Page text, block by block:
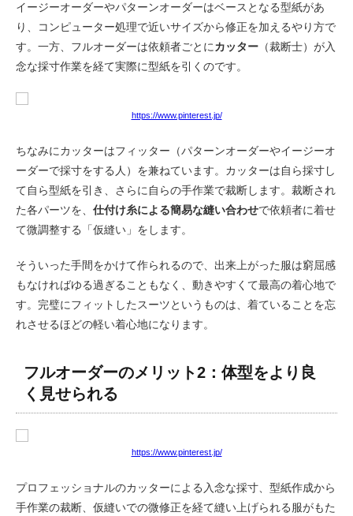
イージーオーダーやパターンオーダーはベースとなる型紙があ
り、コンピューター処理で近いサイズから修正を加えるやり方で
す。一方、フルオーダーは依頼者ごとにカッター （裁断士）が入
念な採寸作業を経て実際に型紙を引くのです。
https://www.pinterest.jp/
ちなみにカッターはフィッター（パターンオーダーやイージーオ
ーダーで採寸をする人）を兼ねています。カッターは自ら採寸し
て自ら型紙を引き、さらに自らの手作業で裁断します。裁断され
た各パーツを、 仕付け糸による簡易な縫い合わせで依頼者に着せ
て微調整する「仮縫い」をします。
そういった手間をかけて作られるので、出来上がった服は窮屈感
もなければゆる過ぎることもなく、動きやすくて最高の着心地で
す。完璧にフィットしたスーツというものは、着ていることを忘
れさせるほどの軽い着心地になります。
フルオーダーのメリット2：体型をより良
く見せられる
https://www.pinterest.jp/
プロフェッショナルのカッターによる入念な採寸、型紙作成から
手作業の裁断、仮縫いでの微修正を経て縫い上げられる服がもた